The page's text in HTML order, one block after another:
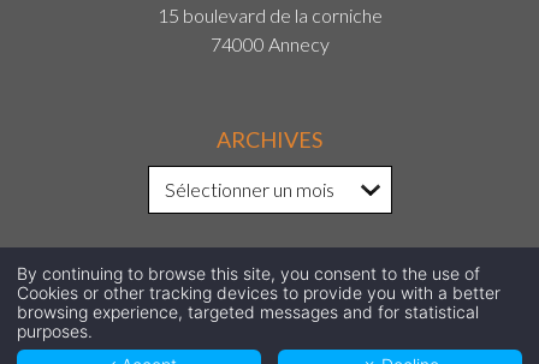
15 boulevard de la corniche
74000 Annecy
ARCHIVES
SUIVEZ-NOUS SUR LES RÉSEAUX
By continuing to browse this site, you consent to the use of
Cookies or other tracking devices to provide you with a better
browsing experience, targeted messages and for statistical
purposes.